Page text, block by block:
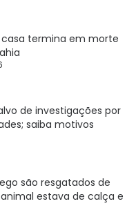
termina em morte
de investigações por
saiba motivos
são resgatados de
estava de calça e